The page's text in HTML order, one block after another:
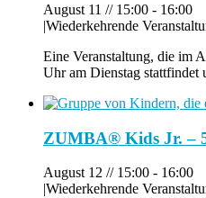
August 11 // 15:00 - 16:00
|Wiederkehrende
Eine Veranstaltung, die im
Uhr am Dienstag stattfindet
ZUMBA® Kids Jr. –
August 12 // 15:00 - 16:00
|Wiederkehrende